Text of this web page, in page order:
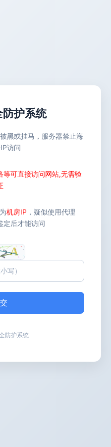
护系统
黑或挂马，服务器禁止海
访问
等可直接访问网站,无需验
为机房IP ，疑似使用代理
定后才能访问
防护系统